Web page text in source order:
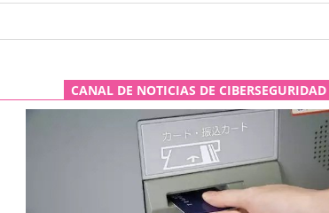
CANAL DE NOTICIAS DE CIBERSEGURIDAD